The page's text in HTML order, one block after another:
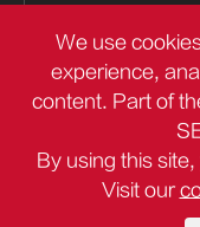
Droit d'auteur ©
Plan du site
We use
experience,
content. Part of
By using this
Visit our